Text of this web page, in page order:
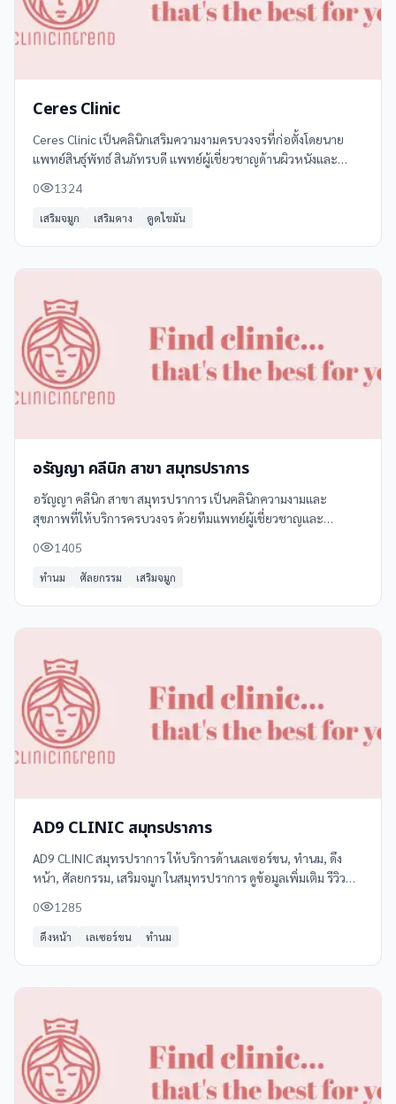
Ceres Clinic
Ceres Clinic เป็นคลินิกเสริมความงามครบวงจรที่ก่อตั้งโดยนาย
แพทย์สินธุ์พัทธ์ สินภัทรบดี แพทย์ผู้เชี่ยวชาญด้านผิวหนังและ
ทางการแพทย์ที่ทันสมัย Ceres
0 1324
เสริมจมูก เสริมคาง ดูดไขมัน
อรัญญา คลีนิก สาขา สมุทรปราการ
อรัญญา คลีนิก สาขา สมุทรปราการ เป็นคลินิกความงามและ
สุขภาพที่ให้บริการครบวงจร ด้วยทีมแพทย์ผู้เชี่ยวชาญและ
0 1405
ทำนม ศัลยกรรม เสริมจมูก
AD9 CLINIC สมุทรปราการ
AD9 CLINIC สมุทรปราการ ให้บริการด้านเลเซอร์ขน, ทำนม, ดึง
หน้า, ศัลยกรรม, เสริมจมูก ในสมุทรปราการ ดูข้อมูลเพิ่มเติม รีวิว
0 1285
ดึงหน้า เลเซอร์ขน ทำนม